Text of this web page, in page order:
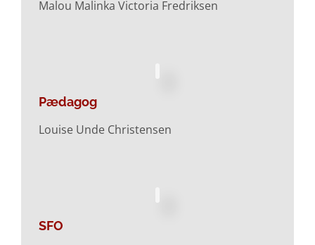
Malou Malinka Victoria Fredriksen
Pædagog
Louise Unde Christensen
SFO